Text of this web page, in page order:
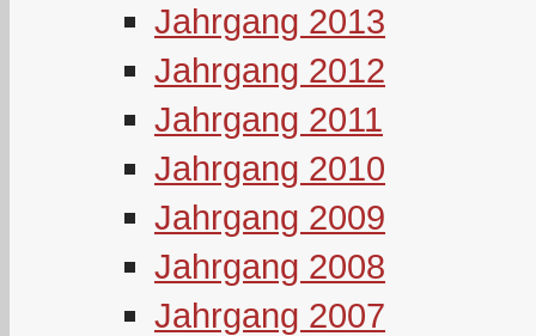
Jahrgang 2013
Jahrgang 2012
Jahrgang 2011
Jahrgang 2010
Jahrgang 2009
Jahrgang 2008
Jahrgang 2007